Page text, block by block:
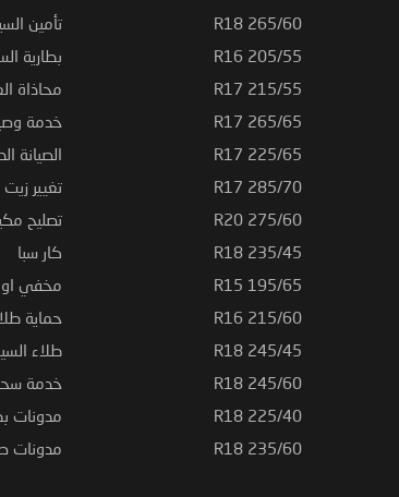
265/60 R18
205/55 R16
215/55 R17
265/65 R17
225/65 R17
285/70 R17
275/60 R20
235/45 R18
195/65 R15
215/60 R16
245/45 R18
245/60 R18
225/40 R18
235/60 R18
تأمين
بطارية
محاذاة
خدمة
الصيانة
تغيير زيت
تصليح
كار سبا
مخفي او
حماية
طلاء
خدمة
مدونات
مدونات